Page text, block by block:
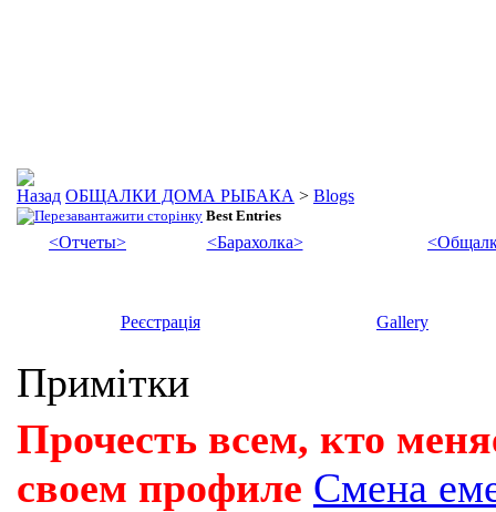
ОБЩАЛКИ ДОМА РЫБАКА > Blogs
Best Entries
<Отчеты> <Барахолка>
Реєстрація Gallery
Примітки
Прочесть всем, кто
своем профиле Смена